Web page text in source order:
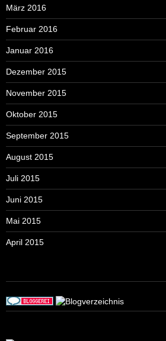
März 2016
Februar 2016
Januar 2016
Dezember 2015
November 2015
Oktober 2015
September 2015
August 2015
Juli 2015
Juni 2015
Mai 2015
April 2015